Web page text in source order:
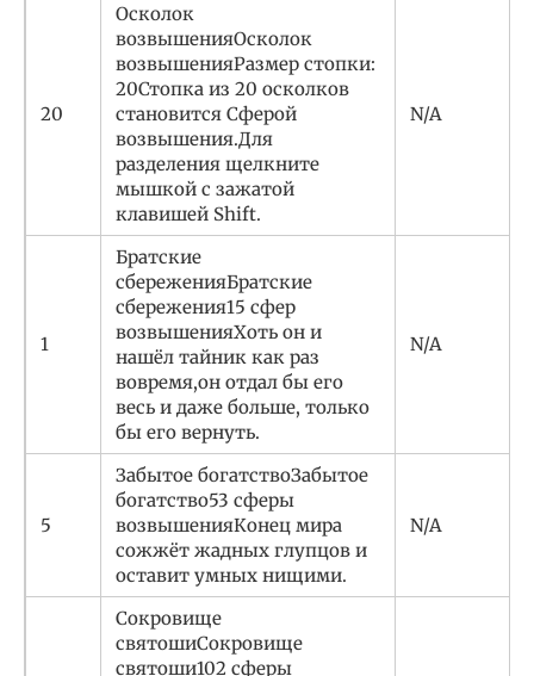
20
Осколок
возвышенияОсколок
возвышенияРазмер стопки:
20Стопка из 20 осколков
становится Сферой
возвышения.Для
разделения щелкните
мышкой с зажатой
клавишей Shift.
N/A
1
Братские
сбереженияБратские
сбережения15 сфер
возвышенияХоть он и
нашёл тайник как раз
вовремя,он отдал бы его
весь и даже больше, только
бы его вернуть.
N/A
5
Забытое богатствоЗабытое
богатство53 сферы
возвышенияКонец мира
сожжёт жадных глупцов и
оставит умных нищими.
N/A
Сокровище
святошиСокровище
святоши102 сферы